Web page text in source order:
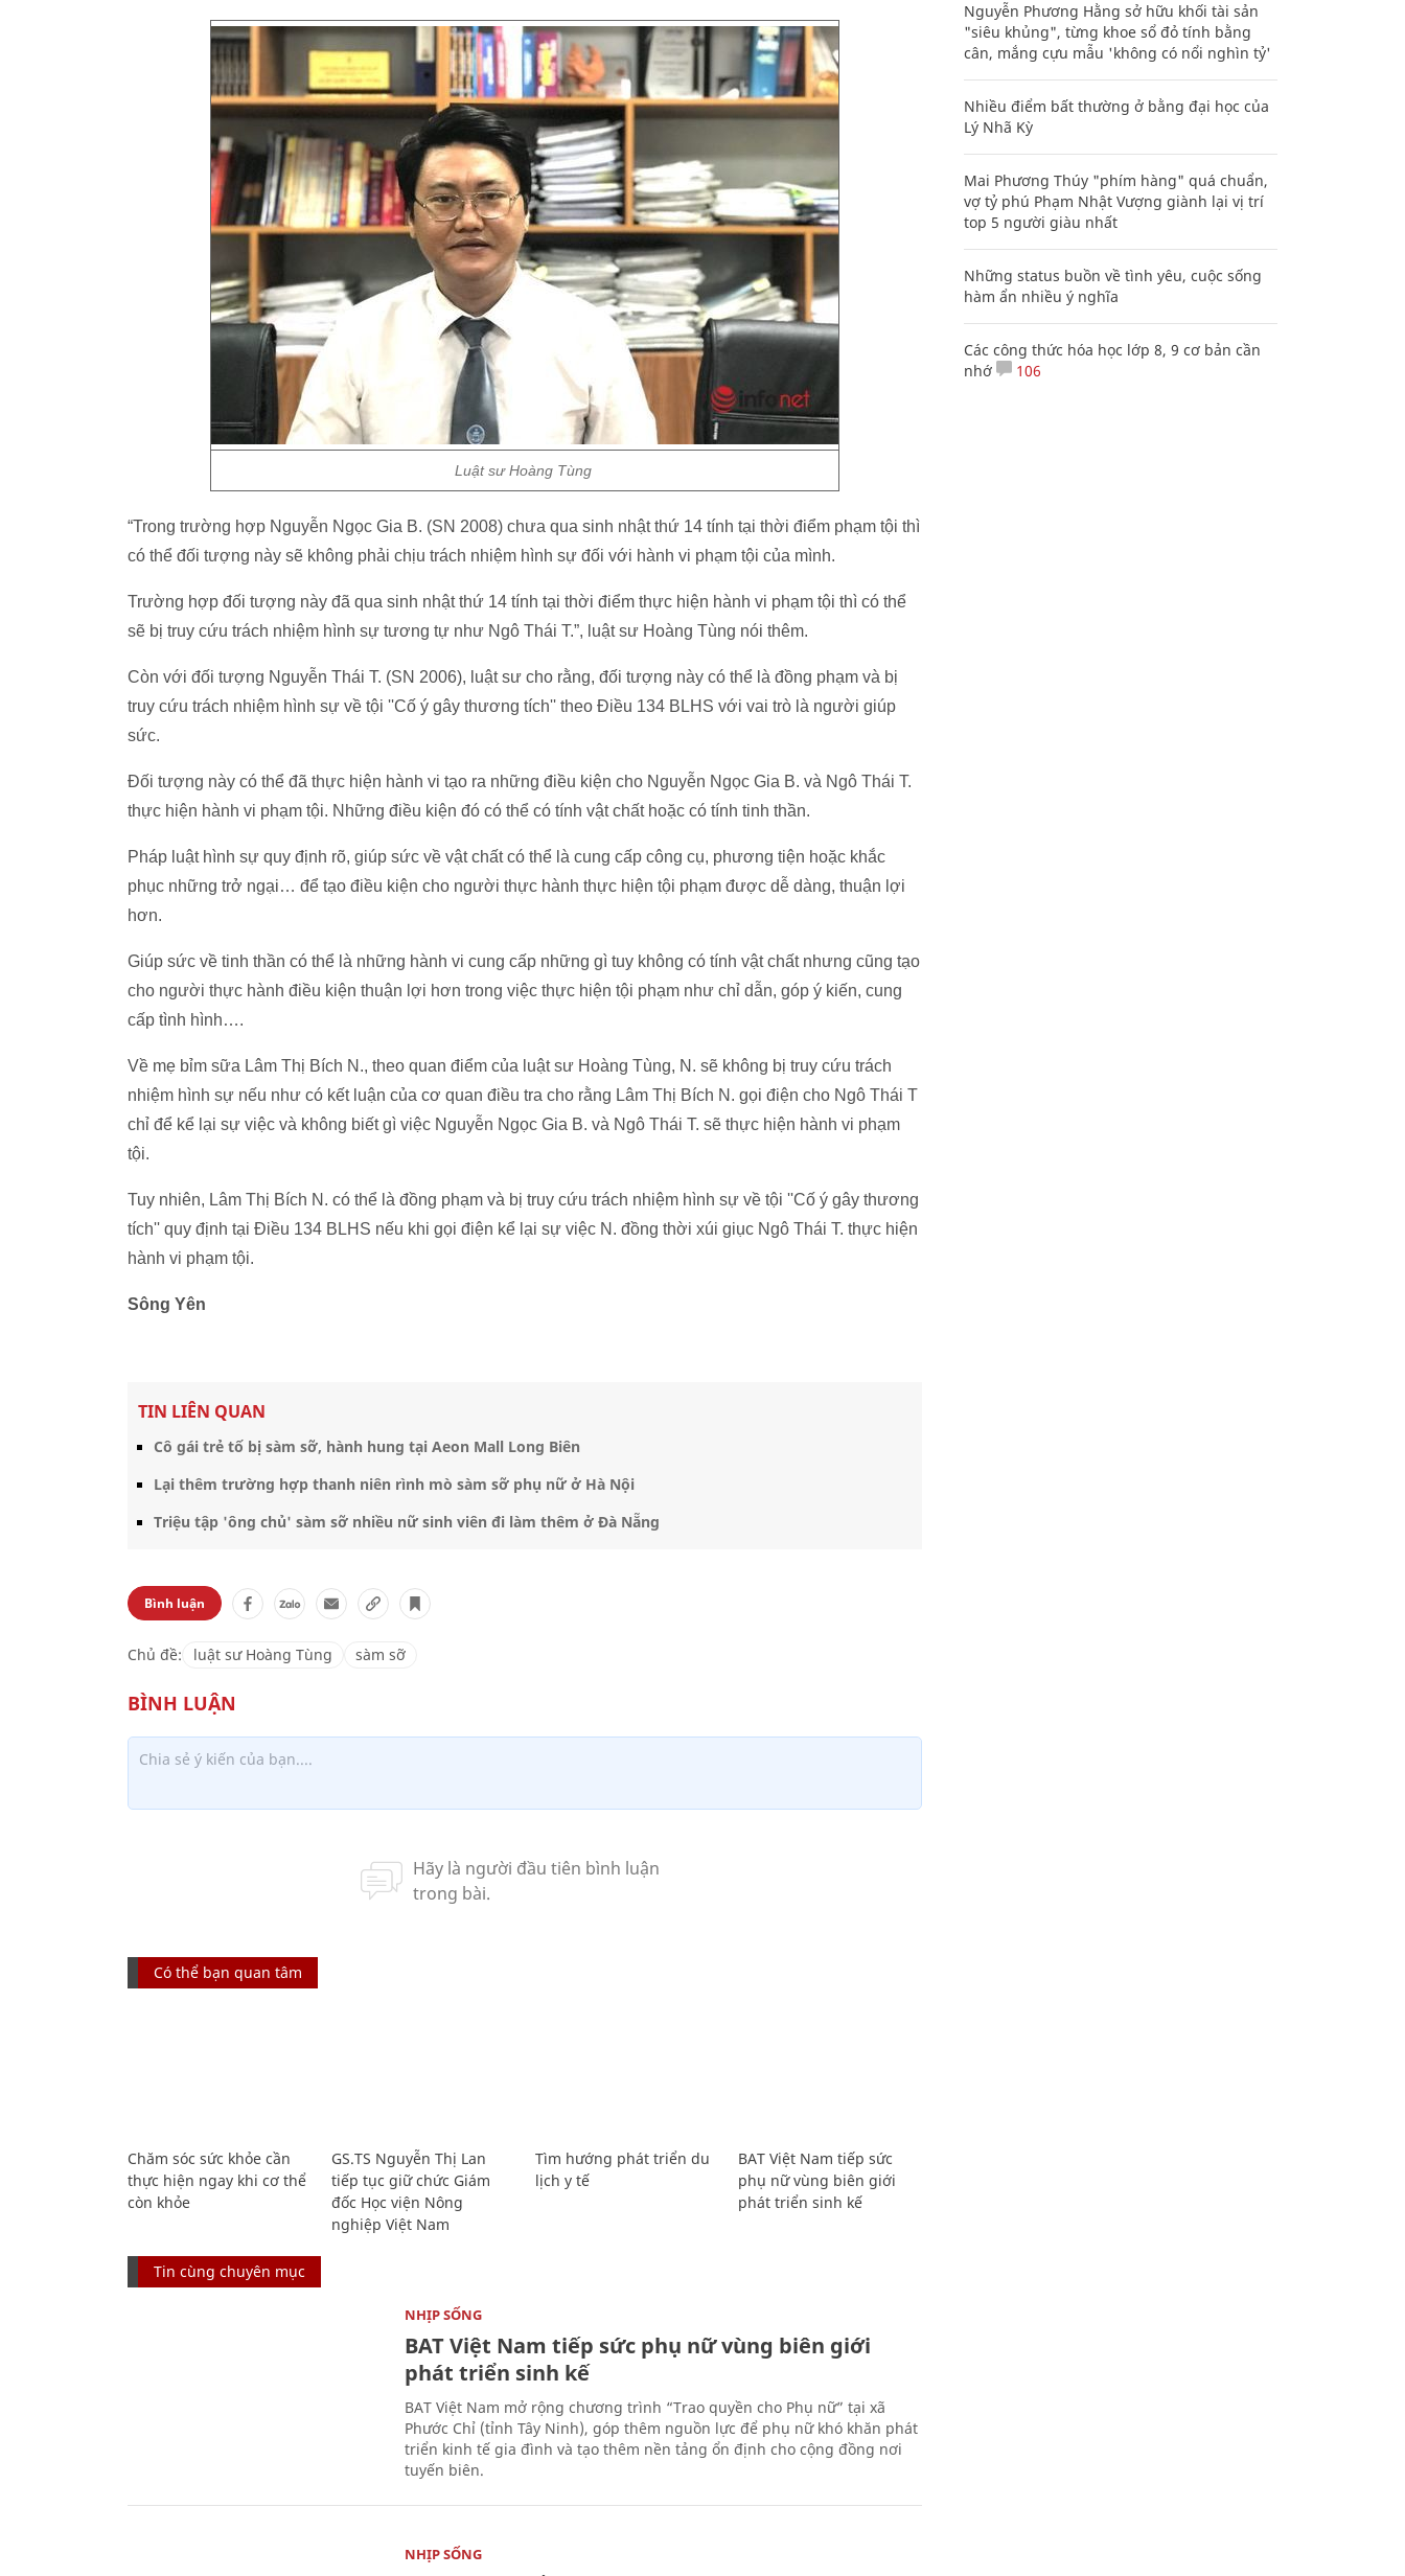
Luật sư Hoàng Tùng
“Trong trường hợp Nguyễn Ngọc Gia B. (SN 2008) chưa qua sinh nhật thứ 14 tính tại thời điểm phạm tội thì
có thể đối tượng này sẽ không phải chịu trách nhiệm hình sự đối với hành vi phạm tội của mình.
Trường hợp đối tượng này đã qua sinh nhật thứ 14 tính tại thời điểm thực hiện hành vi phạm tội thì có thể
sẽ bị truy cứu trách nhiệm hình sự tương tự như Ngô Thái T.”, luật sư Hoàng Tùng nói thêm.
Còn với đối tượng Nguyễn Thái T. (SN 2006), luật sư cho rằng, đối tượng này có thể là đồng phạm và bị
truy cứu trách nhiệm hình sự về tội ''Cố ý gây thương tích'' theo Điều 134 BLHS với vai trò là người giúp
sức.
Đối tượng này có thể đã thực hiện hành vi tạo ra những điều kiện cho Nguyễn Ngọc Gia B. và Ngô Thái T.
thực hiện hành vi phạm tội. Những điều kiện đó có thể có tính vật chất hoặc có tính tinh thần.
Pháp luật hình sự quy định rõ, giúp sức về vật chất có thể là cung cấp công cụ, phương tiện hoặc khắc
phục những trở ngại… để tạo điều kiện cho người thực hành thực hiện tội phạm được dễ dàng, thuận lợi
hơn.
Giúp sức về tinh thần có thể là những hành vi cung cấp những gì tuy không có tính vật chất nhưng cũng tạo
cho người thực hành điều kiện thuận lợi hơn trong việc thực hiện tội phạm như chỉ dẫn, góp ý kiến, cung
cấp tình hình….
Về mẹ bỉm sữa Lâm Thị Bích N., theo quan điểm của luật sư Hoàng Tùng, N. sẽ không bị truy cứu trách
nhiệm hình sự nếu như có kết luận của cơ quan điều tra cho rằng Lâm Thị Bích N. gọi điện cho Ngô Thái T
chỉ để kể lại sự việc và không biết gì việc Nguyễn Ngọc Gia B. và Ngô Thái T. sẽ thực hiện hành vi phạm
tội.
Tuy nhiên, Lâm Thị Bích N. có thể là đồng phạm và bị truy cứu trách nhiệm hình sự về tội ''Cố ý gây thương
tích'' quy định tại Điều 134 BLHS nếu khi gọi điện kể lại sự việc N. đồng thời xúi giục Ngô Thái T. thực hiện
hành vi phạm tội.
Sông Yên
TIN LIÊN QUAN
Cô gái trẻ tố bị sàm sỡ, hành hung tại Aeon Mall Long Biên
Lại thêm trường hợp thanh niên rình mò sàm sỡ phụ nữ ở Hà Nội
Triệu tập 'ông chủ' sàm sỡ nhiều nữ sinh viên đi làm thêm ở Đà Nẵng
Bình luận
Chủ đề: luật sư Hoàng Tùng sàm sỡ
Có thể bạn quan tâm
Chăm sóc sức khỏe cần
thực hiện ngay khi cơ thể
còn khỏe
GS.TS Nguyễn Thị Lan
tiếp tục giữ chức Giám
đốc Học viện Nông
nghiệp Việt Nam
Tìm hướng phát triển du
lịch y tế
BAT Việt Nam tiếp sức
phụ nữ vùng biên giới
phát triển sinh kế
Tin cùng chuyên mục
NHỊP SỐNG
BAT Việt Nam tiếp sức phụ nữ vùng biên giới
phát triển sinh kế
BAT Việt Nam mở rộng chương trình “Trao quyền cho Phụ nữ” tại xã
Phước Chỉ (tỉnh Tây Ninh), góp thêm nguồn lực để phụ nữ khó khăn phát
triển kinh tế gia đình và tạo thêm nền tảng ổn định cho cộng đồng nơi
tuyến biên.
NHỊP SỐNG
Nguyễn Phương Hằng sở hữu khối tài sản
"siêu khủng", từng khoe sổ đỏ tính bằng
cân, mắng cựu mẫu 'không có nổi nghìn tỷ'
Nhiều điểm bất thường ở bằng đại học của
Lý Nhã Kỳ
Mai Phương Thúy "phím hàng" quá chuẩn,
vợ tỷ phú Phạm Nhật Vượng giành lại vị trí
top 5 người giàu nhất
Những status buồn về tình yêu, cuộc sống
hàm ẩn nhiều ý nghĩa
Các công thức hóa học lớp 8, 9 cơ bản cần
nhớ
106